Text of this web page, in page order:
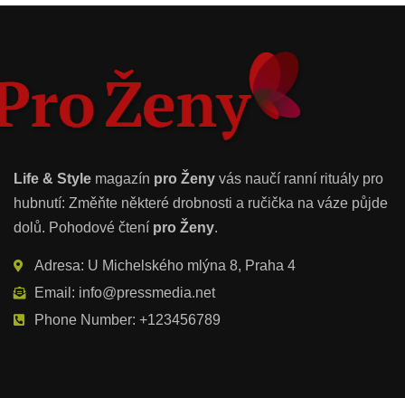
Life & Style magazín pro Ženy vás naučí ranní rituály pro
hubnutí: Změňte některé drobnosti a ručička na váze půjde
dolů. Pohodové čtení pro Ženy.
Adresa: U Michelského mlýna 8, Praha 4
Email: info@pressmedia.net
Phone Number: +123456789